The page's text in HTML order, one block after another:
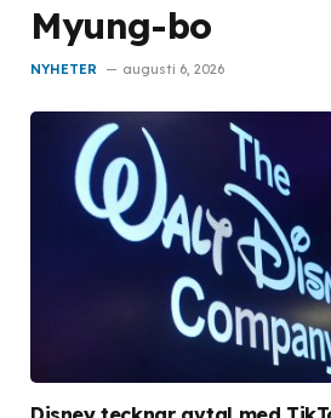
Myung-bo
NYHETER augusti 6, 2026